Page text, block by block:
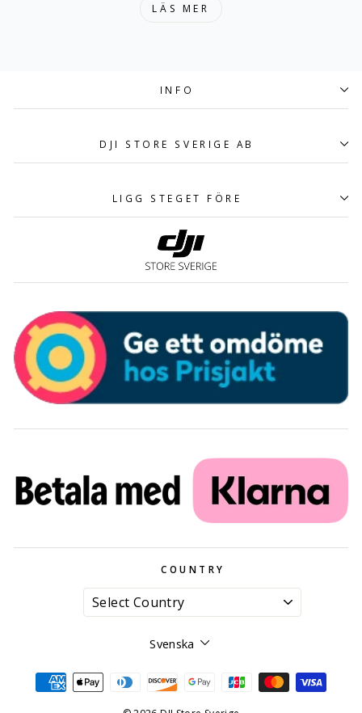
LÄS MER
INFO
DJI STORE SVERIGE AB
LIGG STEGET FÖRE
COUNTRY
Språk
Svenska